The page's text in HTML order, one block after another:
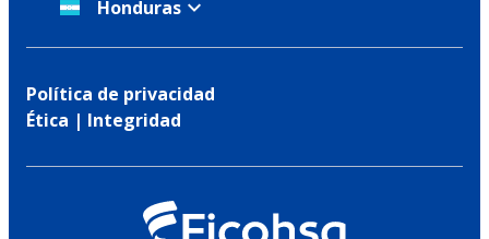
Honduras
Política de privacidad
Ética | Integridad